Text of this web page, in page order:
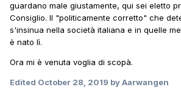
guardano male giustamente, qui sei eletto
Consiglio. Il "politicamente corretto" che
s'insinua nella società italiana e in quelle
è nato lì.
Ora mi è venuta voglia di scopà.
Edited October 28, 2019 by Aarwangen